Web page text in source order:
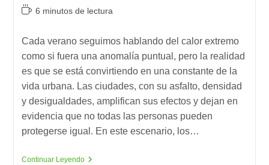
de
de
Tiempo6 minutos de lectura
Cada verano seguimos hablando del calor extremo
como si fuera una anomalía puntual, pero la realidad
es que se está convirtiendo en una constante de la
vida urbana. Las ciudades, con su asfalto, densidad
y desigualdades, amplifican sus efectos y dejan en
evidencia que no todas las personas pueden
protegerse igual. En este escenario, los…
Continuar LeyendoRefugios